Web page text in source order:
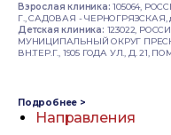
Взрослая клиника: 105064,
Г., САДОВАЯ - ЧЕРНОГРЯЗСКАЯ,
Детская клиника: 123022,
МУНИЦИПАЛЬНЫЙ ОКРУГ
ВН.ТЕР.Г., 1905 ГОДА УЛ., Д. 21,
Подробнее >
Направления